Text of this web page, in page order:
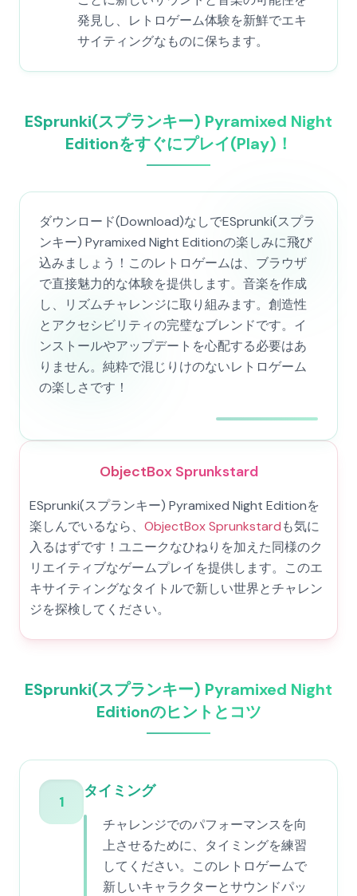
発見し、レトロゲーム体験を新鮮でエキ
サイティングなものに保ちます。
ESprunki(スプランキー) Pyramixed Night
Editionをすぐにプレイ(Play)！
ダウンロード(Download)なしでESprunki(スプラ
ンキー) Pyramixed Night Editionの楽しみに飛び
込みましょう！このレトロゲームは、ブラウザ
で直接魅力的な体験を提供します。音楽を作成
し、リズムチャレンジに取り組みます。創造性
とアクセシビリティの完璧なブレンドです。イ
ンストールやアップデートを心配する必要はあ
りません。純粋で混じりけのないレトロゲーム
の楽しさです！
ObjectBox Sprunkstard
ESprunki(スプランキー) Pyramixed Night Editionを
楽しんでいるなら、 ObjectBox Sprunkstardも気に
入るはずです！ユニークなひねりを加えた同様のク
リエイティブなゲームプレイを提供します。このエ
キサイティングなタイトルで新しい世界とチャレン
ジを探検してください。
ESprunki(スプランキー) Pyramixed Night
Editionのヒントとコツ
1
タイミング
チャレンジでのパフォーマンスを向
上させるために、タイミングを練習
してください。このレトロゲームで
新しいキャラクターとサウンドパッ